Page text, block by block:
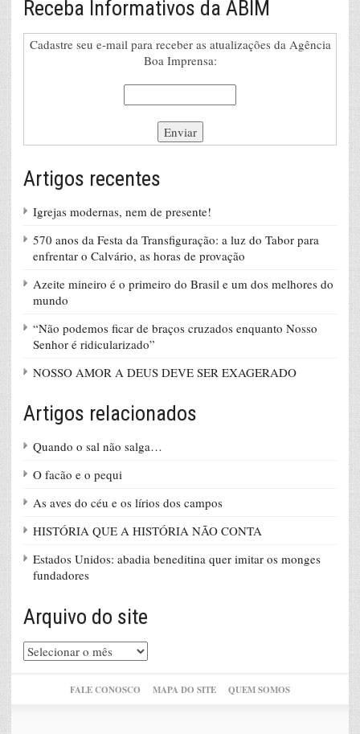
Receba Informativos da ABIM
Cadastre seu e-mail para receber as atualizações da Agência
Boa Imprensa:
Artigos recentes
Igrejas modernas, nem de presente!
570 anos da Festa da Transfiguração: a luz do Tabor para
enfrentar o Calvário, as horas de provação
Azeite mineiro é o primeiro do Brasil e um dos melhores do
mundo
“Não podemos ficar de braços cruzados enquanto Nosso
Senhor é ridicularizado”
NOSSO AMOR A DEUS DEVE SER EXAGERADO
Artigos relacionados
Quando o sal não salga…
O facão e o pequi
As aves do céu e os lírios dos campos
HISTÓRIA QUE A HISTÓRIA NÃO CONTA
Estados Unidos: abadia beneditina quer imitar os monges
fundadores
Arquivo do site
Arquivo
do
FALE CONOSCO MAPA DO SITE QUEM SOMOS